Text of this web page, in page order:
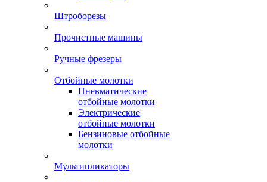
Штроборезы
Прочистные машины
Ручные фрезеры
Отбойные молотки
Пневматические
отбойные молотки
Электрические
отбойные молотки
Бензиновые отбойные
молотки
Мультипликаторы